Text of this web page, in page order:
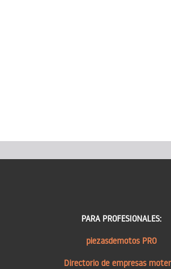
PARA PROFESIONALES:
piezasdemotos PRO
Directorio de empresas